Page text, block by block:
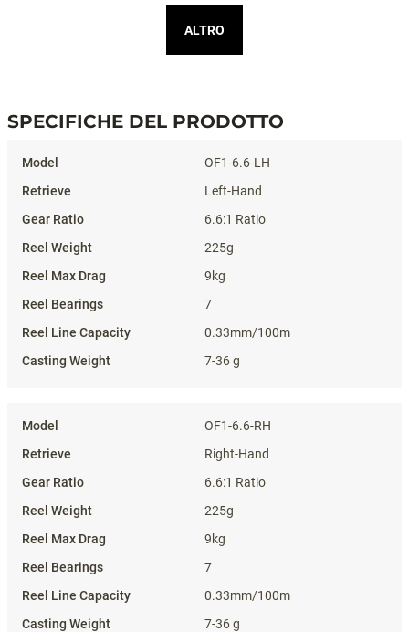
ALTRO
SPECIFICHE DEL PRODOTTO
OF1-6.6-LH
Left-Hand
6.6:1 Ratio
225g
9kg
7
0.33mm/100m
7-36 g
OF1-6.6-RH
Right-Hand
6.6:1 Ratio
225g
9kg
7
0.33mm/100m
7-36 g